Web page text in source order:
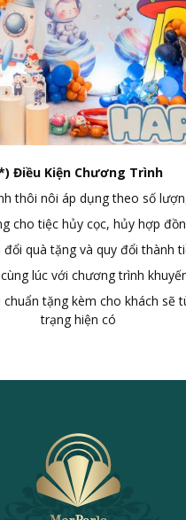
Điều Kiện Chương Trình
thôi nôi áp dụng theo số
cho tiệc hủy cọc, hủy hợp
đổi quà tặng và quy đổi thành
lúc với chương trình
chuẩn tặng kèm cho khách sẽ
trạng hiện có